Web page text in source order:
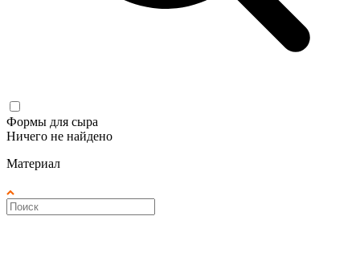
Формы для сыра
Ничего не найдено
Материал